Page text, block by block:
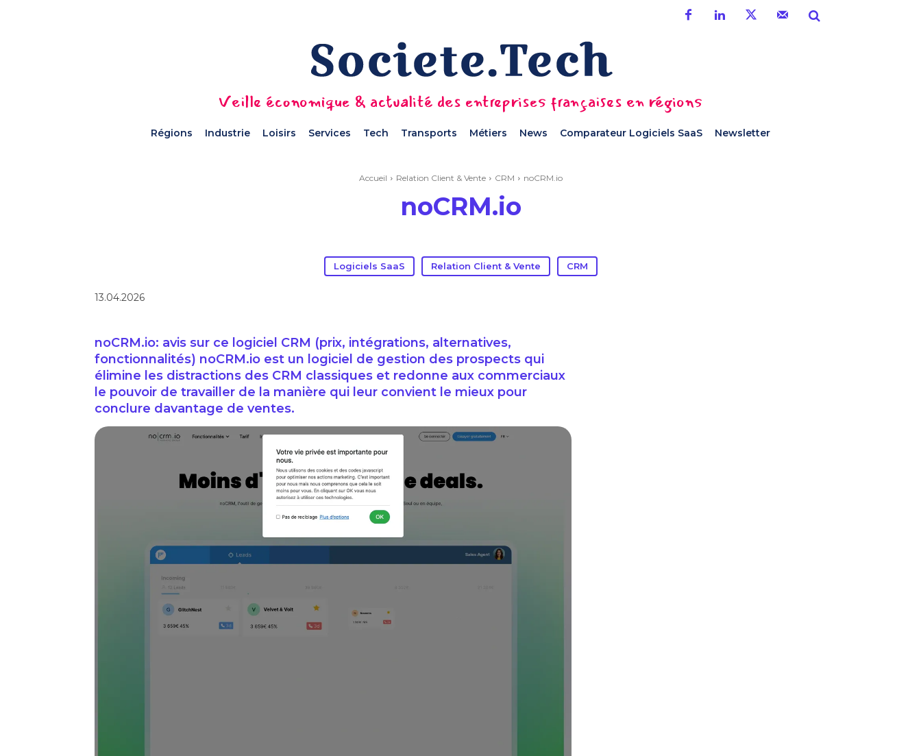
Veille économique & actualité des entreprises françaises en régions
Régions Industrie Loisirs Services Tech Transports Métiers News Comparateur Logiciels SaaS Newsletter
Accueil Relation Client & Vente CRM noCRM.io
noCRM.io
Logiciels SaaS Relation Client & Vente CRM
13.04.2026
noCRM.io: avis sur ce logiciel CRM (prix, intégrations, alternatives,
fonctionnalités) noCRM.io est un logiciel de gestion des prospects qui
élimine les distractions des CRM classiques et redonne aux commerciaux
le pouvoir de travailler de la manière qui leur convient le mieux pour
conclure davantage de ventes.